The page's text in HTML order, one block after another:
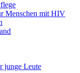
Menschen mit HIV
junge Leute